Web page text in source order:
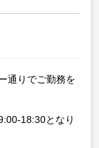
通りでご勤務を
18:30となり